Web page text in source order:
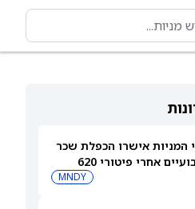
המניות אישרו הכפלת שכר
למנכ”לים שבועיים אחרי פיטורי 620
MNDY